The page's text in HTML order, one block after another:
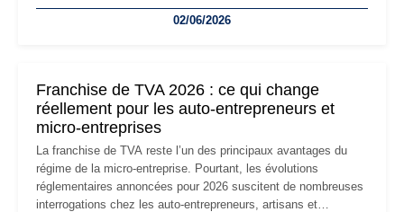
les auto-entrepreneurs devront s'adapter à un environnement
02/06/2026
Franchise de TVA 2026 : ce qui change
réellement pour les auto-entrepreneurs et
micro-entreprises
La franchise de TVA reste l’un des principaux avantages du
régime de la micro-entreprise. Pourtant, les évolutions
réglementaires annoncées pour 2026 suscitent de nombreuses
interrogations chez les auto-entrepreneurs, artisans et